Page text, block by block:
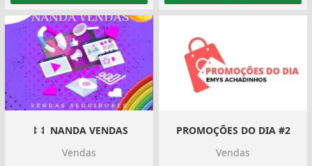
⥏⥑ NANDA VENDAS
Vendas
PROMOÇÕES DO DIA #2
Vendas